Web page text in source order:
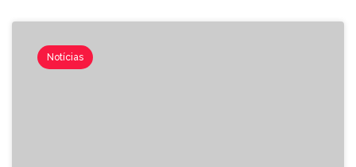
Notícias